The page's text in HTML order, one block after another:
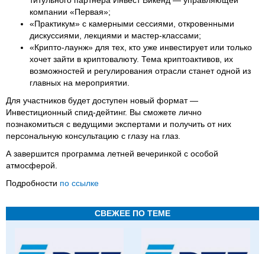
компании «Первая»;
«Практикум» с камерными сессиями, откровенными
дискуссиями, лекциями и мастер-классами;
«Крипто-лаунж» для тех, кто уже инвестирует или только
хочет зайти в криптовалюту. Тема криптоактивов, их
возможностей и регулирования отрасли станет одной из
главных на мероприятии.
Для участников будет доступен новый формат —
Инвестиционный спид-дейтинг. Вы сможете лично
познакомиться с ведущими экспертами и получить от них
персональную консультацию с глазу на глаз.
А завершится программа летней вечеринкой с особой
атмосферой.
Подробности по ссылке
СВЕЖЕЕ ПО ТЕМЕ